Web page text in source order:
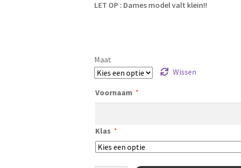
LET OP : Dames model valt klein!!
Maat
Wissen
Voornaam *
Klas *